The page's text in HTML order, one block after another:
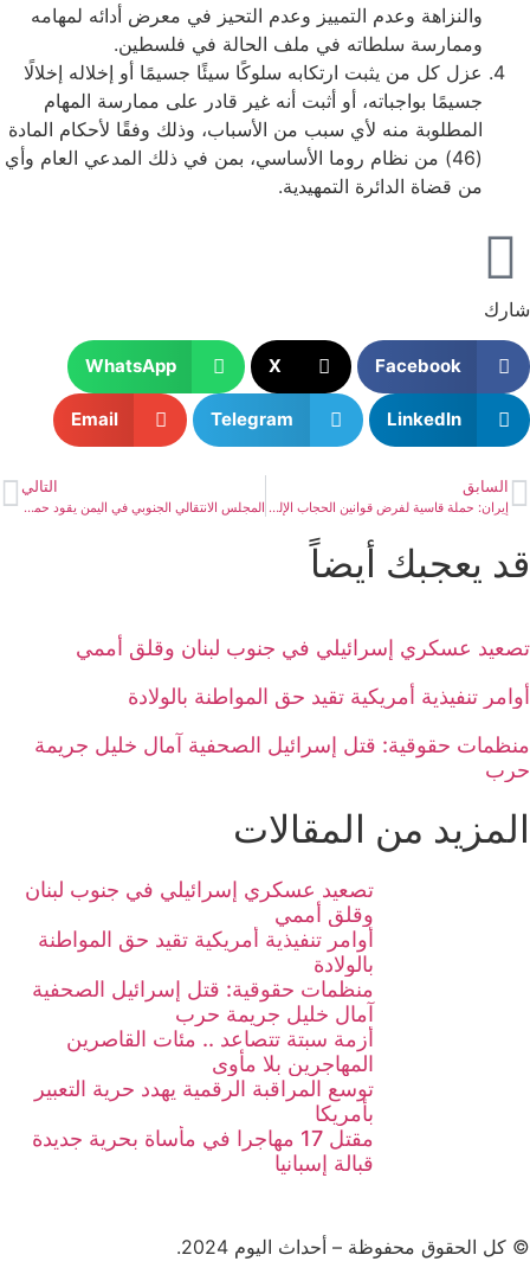
والنزاهة وعدم التمييز وعدم التحيز في معرض أدائه لمهامه
وممارسة سلطاته في ملف الحالة في فلسطين.
​عزل كل من يثبت ارتكابه سلوكًا سيئًا جسيمًا أو إخلاله إخلالًا
جسيمًا بواجباته، أو أثبت أنه غير قادر على ممارسة المهام
المطلوبة منه لأي سبب من الأسباب، وذلك وفقًا لأحكام المادة
(46) من نظام روما الأساسي، بمن في ذلك المدعي العام وأي
من قضاة الدائرة التمهيدية.
شارك
Facebook
X
WhatsApp
LinkedIn
Telegram
Email
السابق
إيران: حملة قاسية لفرض قوانين الحجاب الإلزامي الصارمة
التالي
المجلس الانتقالي الجنوبي في اليمن يقود حملة قمع ضد الفضاء المدني
قد يعجبك أيضاً
تصعيد عسكري إسرائيلي في جنوب لبنان وقلق أممي
أوامر تنفيذية أمريكية تقيد حق المواطنة بالولادة
منظمات حقوقية: قتل إسرائيل الصحفية آمال خليل جريمة
حرب
المزيد من المقالات
تصعيد عسكري إسرائيلي في جنوب لبنان
وقلق أممي
أوامر تنفيذية أمريكية تقيد حق المواطنة
بالولادة
منظمات حقوقية: قتل إسرائيل الصحفية
آمال خليل جريمة حرب
أزمة سبتة تتصاعد .. مئات القاصرين
المهاجرين بلا مأوى
توسع المراقبة الرقمية يهدد حرية التعبير
بأمريكا
مقتل 17 مهاجرا في مأساة بحرية جديدة
قبالة إسبانيا
© كل الحقوق محفوظة – أحداث اليوم 2024.